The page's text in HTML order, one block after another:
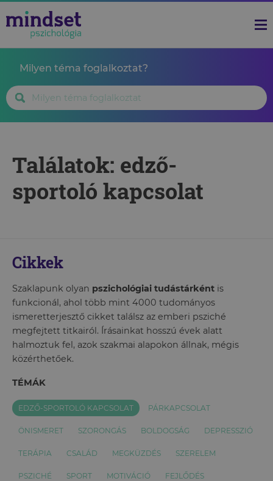
Milyen téma foglalkoztat?
Találatok: edző-
sportoló kapcsolat
Cikkek
Szaklapunk olyan pszichológiai tudástárként is
funkcionál, ahol több mint 4000 tudományos
ismeretterjesztő cikket találsz az emberi psziché
megfejtett titkairól. Írásainkat hosszú évek alatt
halmoztuk fel, azok szakmai alapokon állnak, mégis
közérthetőek.
TÉMÁK
EDZŐ-SPORTOLÓ KAPCSOLAT PÁRKAPCSOLAT
ÖNISMERET SZORONGÁS BOLDOGSÁG DEPRESSZIÓ
TERÁPIA CSALÁD MEGKÜZDÉS SZERELEM
PSZICHÉ SPORT MOTIVÁCIÓ FEJLŐDÉS